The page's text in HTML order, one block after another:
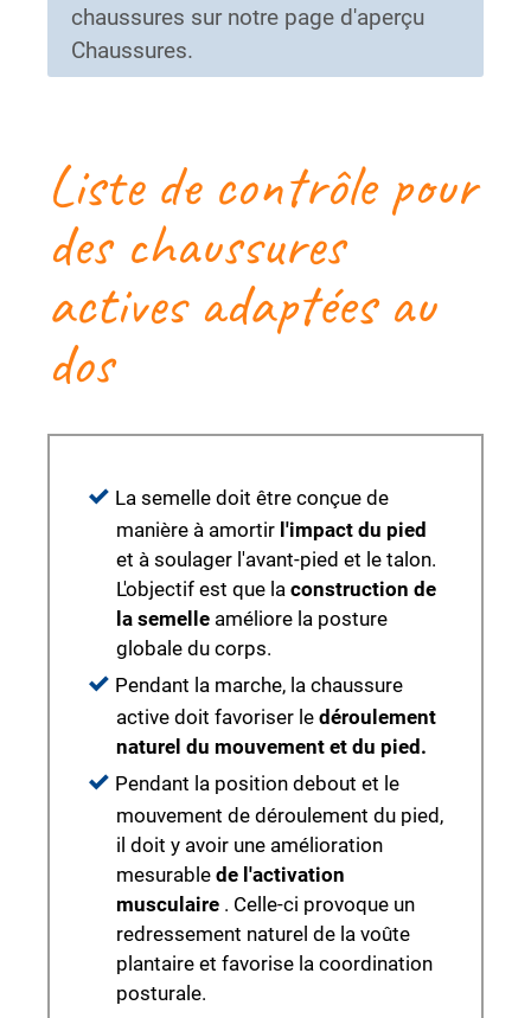
chaussures sur notre page d'aperçu
Chaussures.
Liste de contrôle pour
des chaussures
actives adaptées au
dos
La semelle doit être conçue de
manière à amortir l'impact du pied
et à soulager l'avant-pied et le talon.
L'objectif est que la construction de
la semelle améliore la posture
globale du corps.
Pendant la marche, la chaussure
active doit favoriser le déroulement
naturel du mouvement et du pied.
Pendant la position debout et le
mouvement de déroulement du pied,
il doit y avoir une amélioration
mesurable de l'activation
musculaire . Celle-ci provoque un
redressement naturel de la voûte
plantaire et favorise la coordination
posturale.